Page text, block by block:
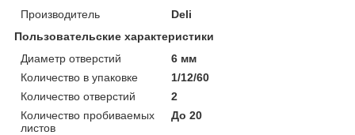
Производитель
Deli
Пользовательские характеристики
Диаметр отверстий
6 мм
Количество в упаковке
1/12/60
Количество отверстий
2
Количество пробиваемых
листов
До 20